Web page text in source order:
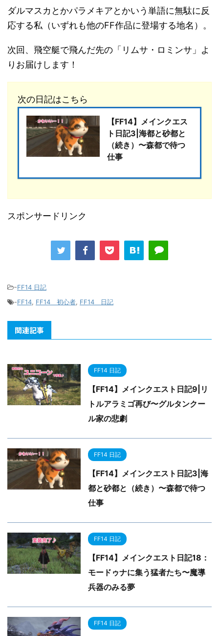
ダルマスカとかパラメキアとかいう単語に無駄に反
応する私（いずれも他のFF作品に登場する地名）。
次回、飛空艇で飛んだ先の「リムサ・ロミンサ」よ
りお届けします！
次の日記はこちら
【FF14】メインクエス
ト日記3|海都と砂都と
（続き）〜森都で待つ
仕事
スポンサードリンク
-FF14 日記
-FF14, FF14 初心者, FF14 日記
関連記事
FF14 日記
【FF14】メインクエスト日記9|リ
トルアラミゴ再び〜グルタンクー
ル家の悲劇
FF14 日記
【FF14】メインクエスト日記3|海
都と砂都と（続き）〜森都で待つ
仕事
FF14 日記
【FF14】メインクエスト日記18：
モードゥナに集う猛者たち〜魔導
兵器のみる夢
FF14 日記